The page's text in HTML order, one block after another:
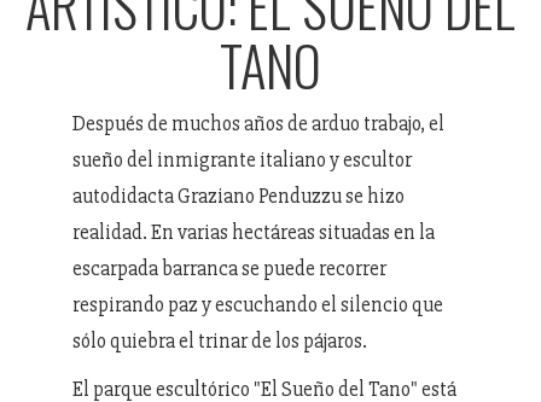
TANO
Después de muchos años de arduo trabajo, el
sueño del inmigrante italiano y escultor
autodidacta Graziano Penduzzu se hizo
realidad. En varias hectáreas situadas en la
escarpada barranca se puede recorrer
respirando paz y escuchando el silencio que
sólo quiebra el trinar de los pájaros.
El parque escultórico "El Sueño del Tano" está